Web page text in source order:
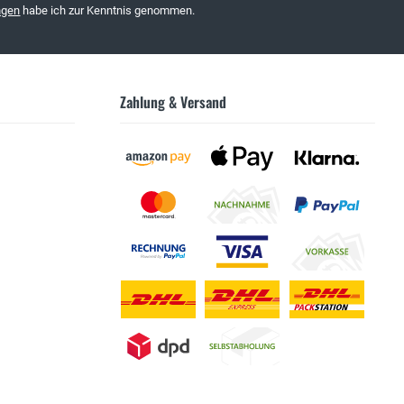
habe ich zur Kenntnis genommen.
Zahlung & Versand